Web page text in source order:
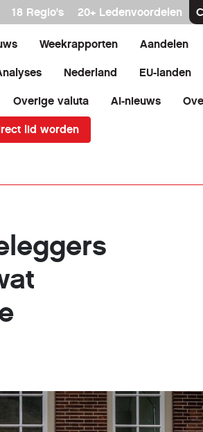
18 Regio's 20+ Ledenvoordelen
Weekrapporten Aandelen
Nederland EU-landen
Overige valuta AI-nieuws
lid worden